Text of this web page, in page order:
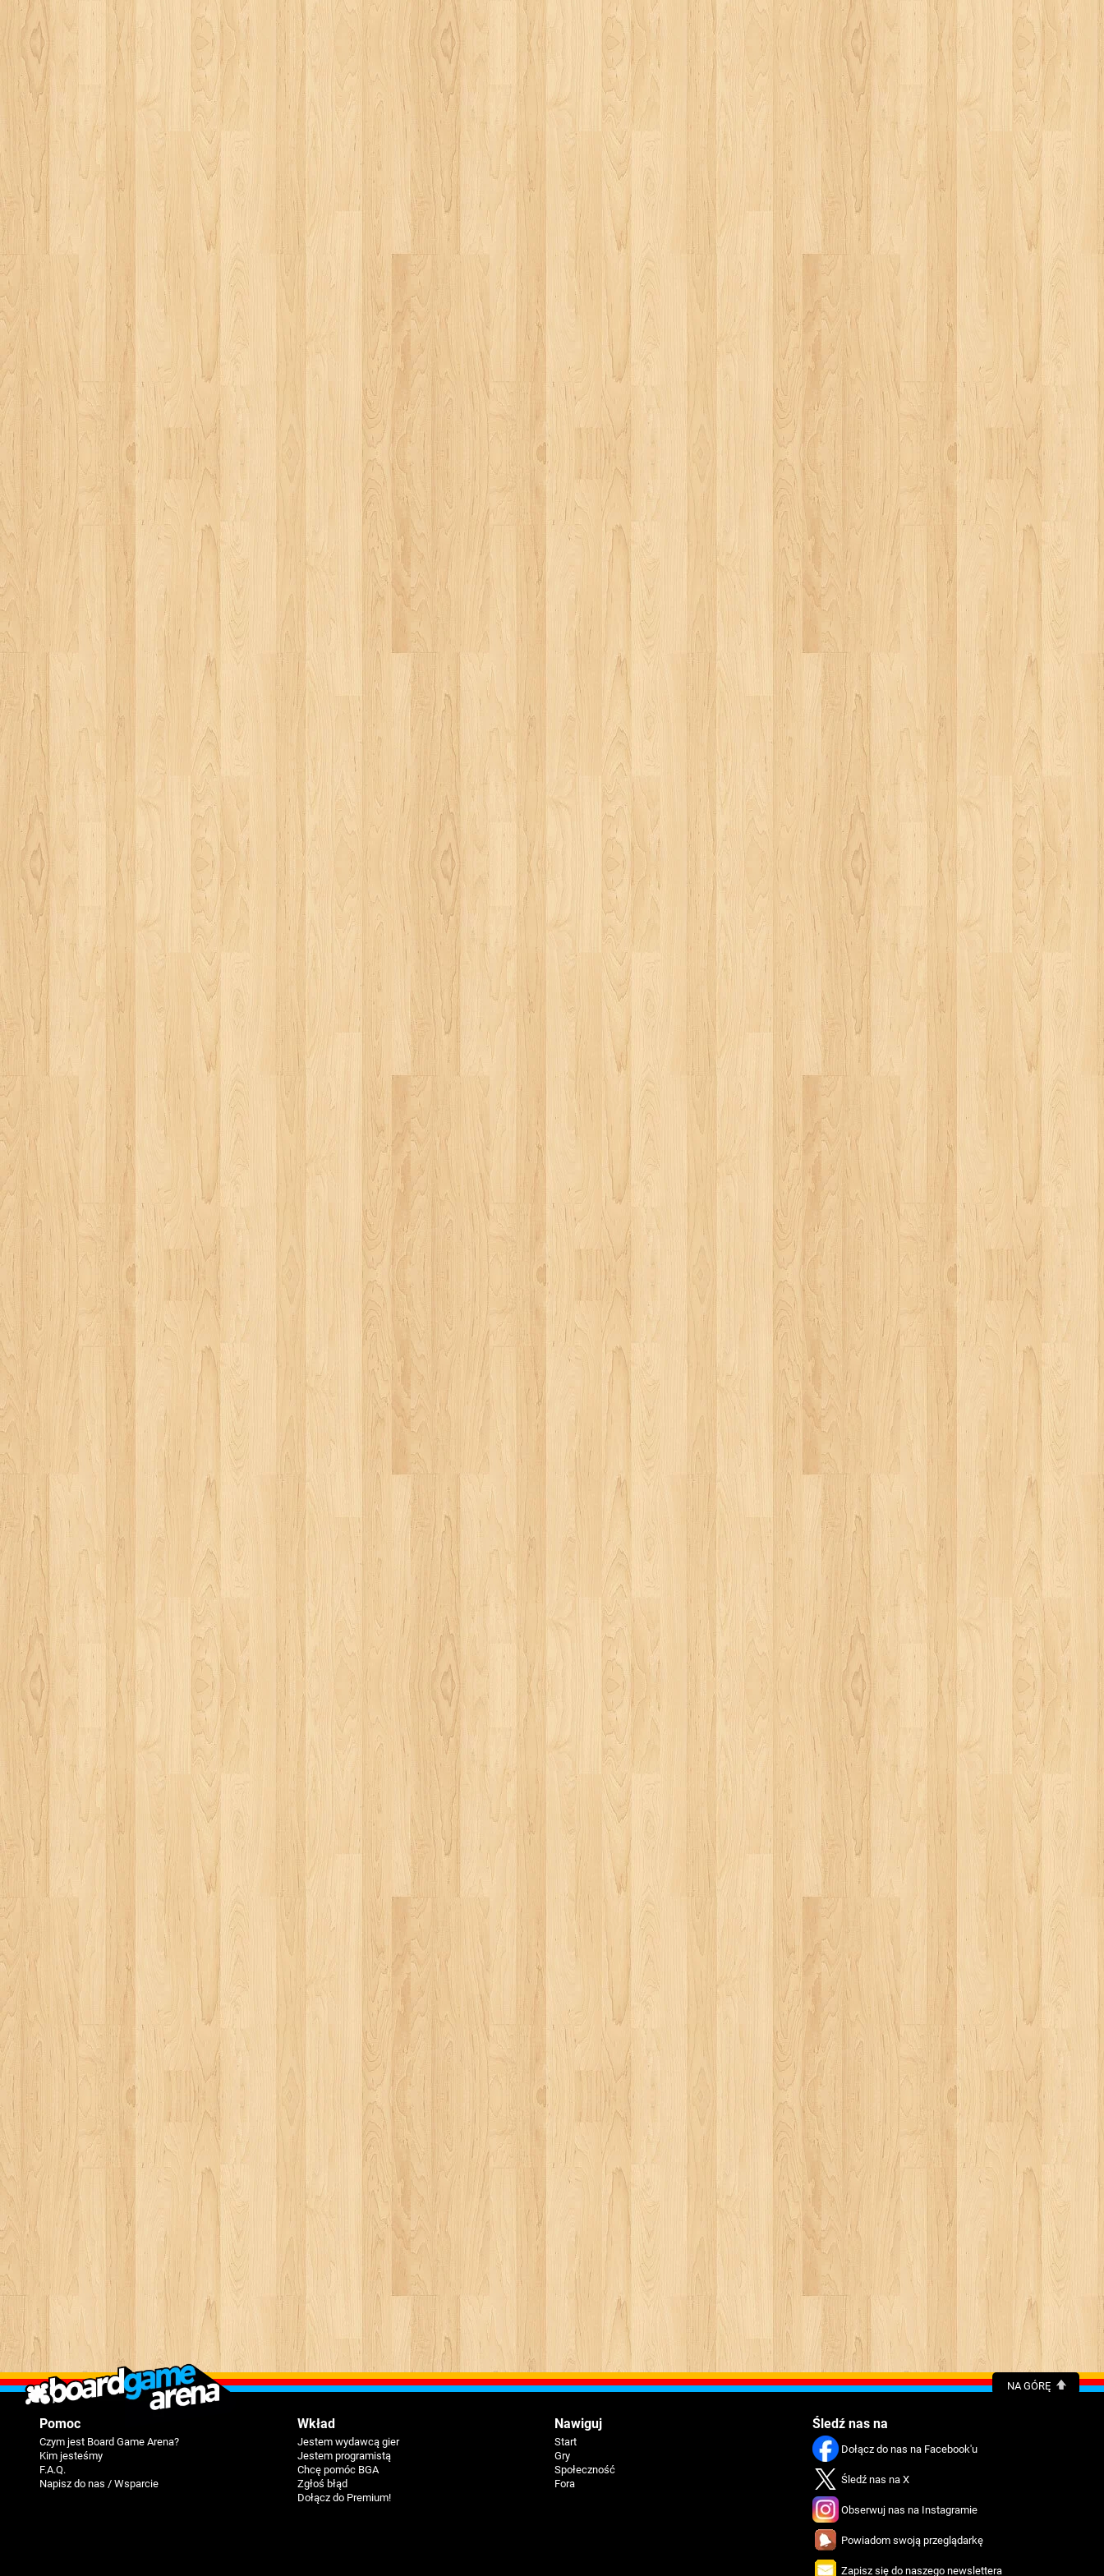
NA GÓRĘ
Pomoc
Czym jest Board Game Arena?
Kim jesteśmy
F.A.Q.
Napisz do nas / Wsparcie
Wkład
Jestem wydawcą gier
Jestem programistą
Chcę pomóc BGA
Zgłoś błąd
Dołącz do Premium!
Nawiguj
Start
Gry
Społeczność
Fora
Śledź nas na
Dołącz do nas na Facebook'u
Śledź nas na X
Obserwuj nas na Instagramie
Powiadom swoją przeglądarkę
Zapisz się do naszego newslettera